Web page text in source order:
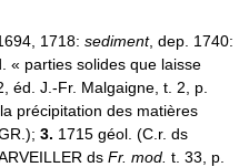
1718: sediment, dep. 1740:
« parties solides que laisse
éd. J.-Fr. Malgaigne, t. 2, p.
précipitation des matières
3. 1715 géol. (C.r. ds
ds Fr. mod. t. 33, p.